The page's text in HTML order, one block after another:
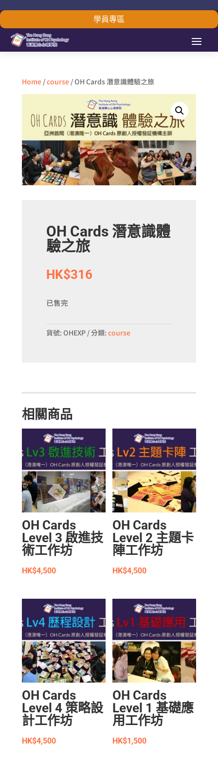
學員專區
Home/course/ OH Cards 潛意識體驗之旅
OH Cards 潛意識體
驗之旅
HK$316
已售完
貨號: OHEXP 分類: course
相關商品
OH Cards
Level 3 啟進技
術工作坊
HK$4,500
OH Cards
Level 2 主題卡
陣工作坊
HK$4,500
OH Cards
Level 4 策略設
計工作坊
HK$4,500
OH Cards
Level 1 基礎應
用工作坊
HK$1,500